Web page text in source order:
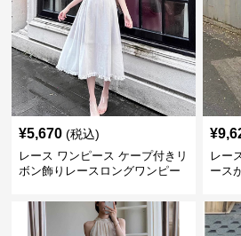
¥5,670 (税込)
レース ワンピース ケープ付きリ
ボン飾りレースロングワンピー
¥
レー
ース